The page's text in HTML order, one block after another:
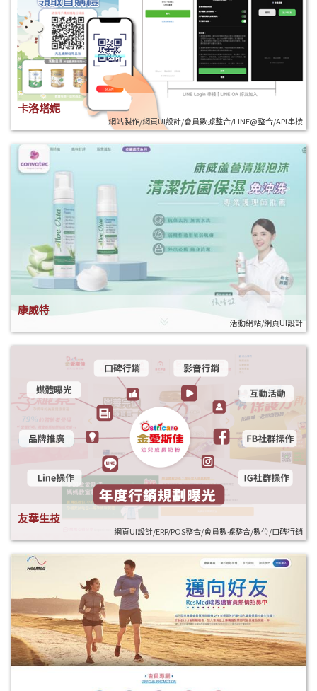
卡洛塔妮
網站製作/網頁UI設計/會員數據整合/LINE@整合/API串接
康威特
活動網站/網頁UI設計
友華生技
網頁UI設計/ERP/POS整合/會員數據整合/數位/口碑行銷